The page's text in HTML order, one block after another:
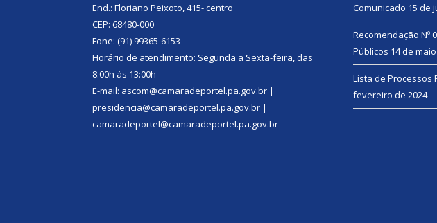
End.: Floriano Peixoto, 415- centro
CEP: 68480-000
Fone: (91) 99365-6153
Horário de atendimento: Segunda a Sexta-feira, das
8:00h às 13:00h
E-mail: ascom@camaradeportel.pa.gov.br |
presidencia@camaradeportel.pa.gov.br |
camaradeportel@camaradeportel.pa.gov.br
Comunicado 15 de
Recomendação Nº
Públicos 14 de
Lista de Processos
fevereiro de 2024